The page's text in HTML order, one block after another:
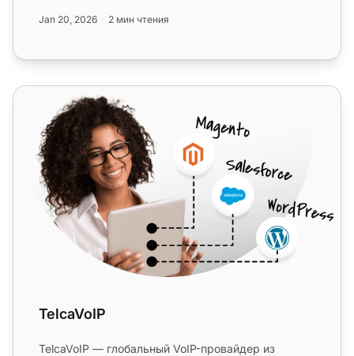
Jan 20, 2026 2 мин чтения
TelcaVoIP
TelcaVoIP
TelcaVoIP — глобальный VoIP-провайдер из